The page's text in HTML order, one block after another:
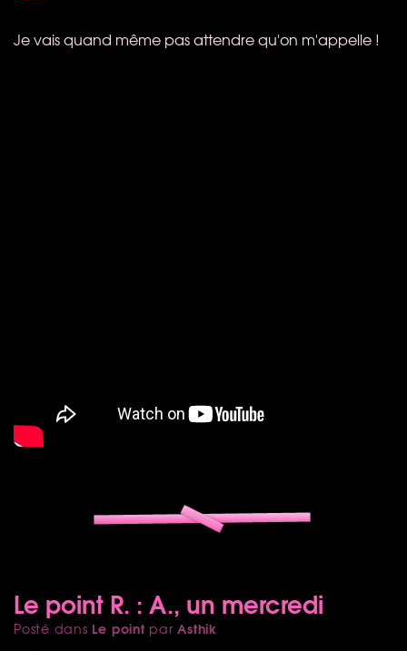
Je vais quand même pas attendre qu'on m'appelle !
Le point R. : A., un mercredi
Posté dans Le point parAsthik